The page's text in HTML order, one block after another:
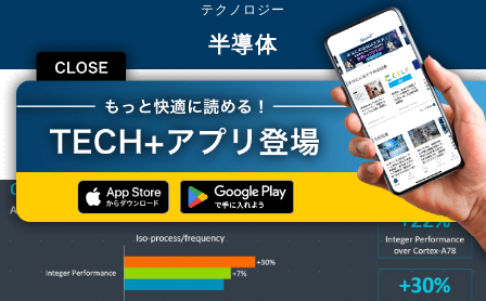
CLOSE
テクノロジー
半導体
TECH+ テクノロジー
半導体
Armの次世代IPの詳細が判明 - Cortex-Xの最初のユーザーはSamsung